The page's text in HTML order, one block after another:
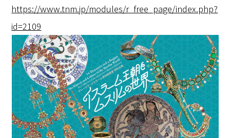
https://www.tnm.jp/modules/r_free_page/index.php?
id=2109